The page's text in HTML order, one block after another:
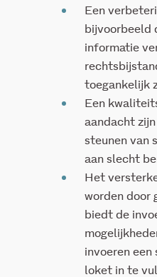
Een
bijvoorbeeld
informatie
toegankelijk
Een
aandacht
steunen van
aan slecht
Het
worden door
biedt de
invoeren
loket in te